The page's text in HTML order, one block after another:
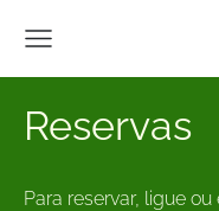
Reservas
Para reservar, ligue